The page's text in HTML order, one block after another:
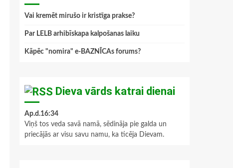
Vai kremēt mirušo ir kristīga prakse?
Par LELB arhibīskapa kalpošanas laiku
Kāpēc "nomira" e-BAZNĪCAs forums?
Dieva vārds katrai dienai
Ap.d.16:34
Viņš tos veda savā namā, sēdināja pie galda un
priecājās ar visu savu namu, ka ticēja Dievam.